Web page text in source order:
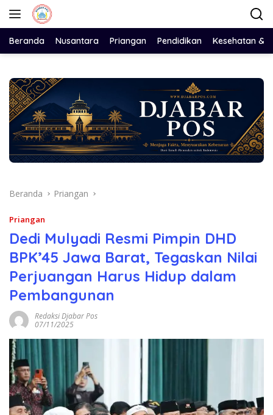
Langsung
Beranda Nusantara Priangan Pendidikan Kesehatan &
Beranda Priangan
Priangan
Dedi Mulyadi Resmi Pimpin DHD
BPK’45 Jawa Barat, Tegaskan Nilai
Perjuangan Harus Hidup dalam
Pembangunan
Redaksi Djabar Pos
07/11/2025